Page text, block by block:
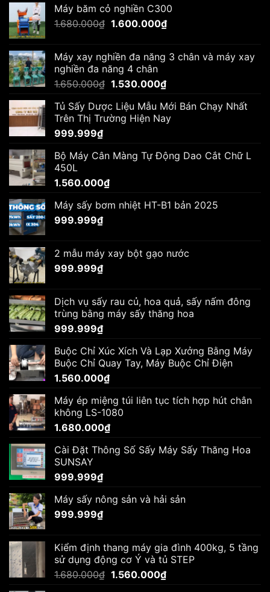
Máy băm cỏ nghiền C300
1.680.000₫ Giá
1.680.000₫.
1.600.000₫Giá
là:
Máy xay nghiền đa năng 3 chân và máy xay
nghiền đa năng 4 chân
1.650.000₫ Giá
là:
1.650.000₫.
1.530.000₫Giá
tại
là:
Tủ Sấy Dược Liệu Mẫu Mới Bán Chạy Nhất
Trên Thị Trường Hiện Nay
999.999₫
Bộ Máy Cân Màng Tự Động Dao Cắt Chữ L
450L
1.560.000₫
Máy sấy bơm nhiệt HT-B1 bản 2025
999.999₫
2 mẫu máy xay bột gạo nước
999.999₫
Dịch vụ sấy rau củ, hoa quả, sấy nấm đông
trùng bằng máy sấy thăng hoa
999.999₫
Buộc Chỉ Xúc Xích Và Lạp Xưởng Bằng Máy
Buộc Chỉ Quay Tay, Máy Buộc Chỉ Điện
1.560.000₫
Máy ép miệng túi liên tục tích hợp hút chân
không LS-1080
1.680.000₫
Cài Đặt Thông Số Sấy Máy Sấy Thăng Hoa
SUNSAY
999.999₫
Máy sấy nông sản và hải sản
999.999₫
Kiểm định thang máy gia đình 400kg, 5 tầng
sử dụng động cơ Ý và tủ STEP
1.680.000₫ Giá
1.560.000₫Giá